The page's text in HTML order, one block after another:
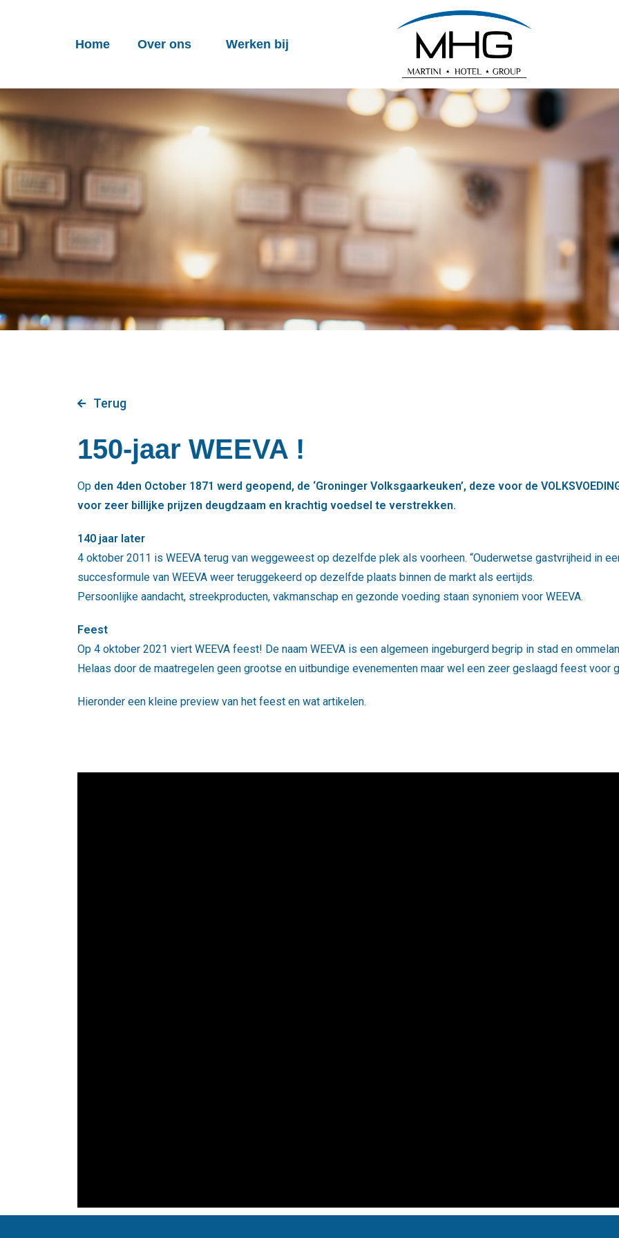
Home Over ons Werken bij
Terug
150-jaar WEEVA !
Op den 4den October 1871 werd geopend, de ‘Groninger Volksgaarkeuken’, deze voor de
voor zeer billijke prijzen deugdzaam en krachtig voedsel te verstrekken.
140 jaar later
4 oktober 2011 is WEEVA terug van weggeweest op dezelfde plek als voorheen. “Ouderwetse gastvrijheid in
succesformule van WEEVA weer teruggekeerd op dezelfde plaats binnen de markt als eertijds.
Persoonlijke aandacht, streekproducten, vakmanschap en gezonde voeding staan synoniem voor WEEVA.
Feest
Op 4 oktober 2021 viert WEEVA feest! De naam WEEVA is een algemeen ingeburgerd begrip in stad en
Helaas door de maatregelen geen grootse en uitbundige evenementen maar wel een zeer geslaagd feest voor
Hieronder een kleine preview van het feest en wat artikelen.